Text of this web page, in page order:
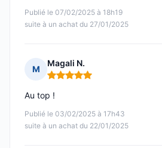
Publié le 07/02/2025 à 18h19
suite à un achat du 27/01/2025
M
Magali N.
Note : 5 sur 5
Publié le 03/02/2025 à 17h43
suite à un achat du 22/01/2025
Au top !